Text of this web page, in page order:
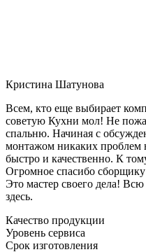
Кристина Шатунова
Всем, кто еще выбирает
советую Кухни мол! Не
спальню. Начиная с
монтажом никаких проблем
быстро и качественно. К
Огромное спасибо сборщику
Это мастер своего дела! Всю
здесь.
Качество продукции
Уровень сервиса
Срок изготовления